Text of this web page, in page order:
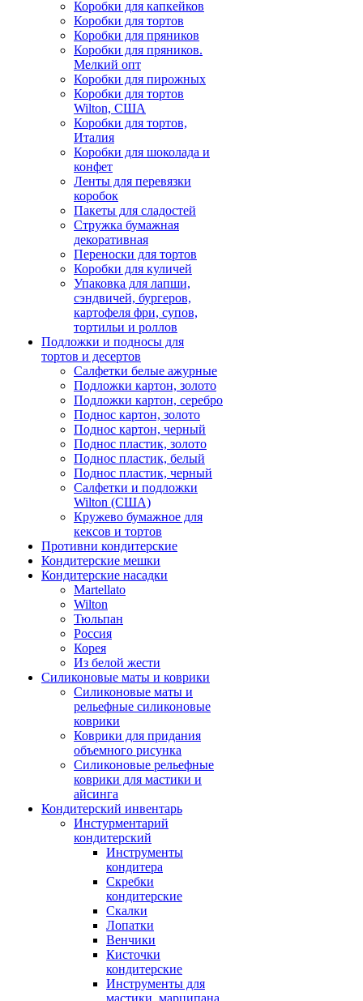
Коробки для капкейков
Коробки для тортов
Коробки для пряников
Коробки для пряников.
Мелкий опт
Коробки для пирожных
Коробки для тортов
Wilton, США
Коробки для тортов,
Италия
Коробки для шоколада и
конфет
Ленты для перевязки
коробок
Пакеты для сладостей
Стружка бумажная
декоративная
Переноски для тортов
Коробки для куличей
Упаковка для лапши,
сэндвичей, бургеров,
картофеля фри, супов,
тортильи и роллов
Подложки и подносы для
тортов и десертов
Салфетки белые ажурные
Подложки картон, золото
Подложки картон, серебро
Поднос картон, золото
Поднос картон, черный
Поднос пластик, золото
Поднос пластик, белый
Поднос пластик, черный
Салфетки и подложки
Wilton (США)
Кружево бумажное для
кексов и тортов
Противни кондитерские
Кондитерские мешки
Кондитерские насадки
Martellato
Wilton
Тюльпан
Россия
Корея
Из белой жести
Силиконовые маты и коврики
Силиконовые маты и
рельефные силиконовые
коврики
Коврики для придания
объемного рисунка
Силиконовые рельефные
коврики для мастики и
айсинга
Кондитерский инвентарь
Инстурментарий
кондитерский
Инструменты
кондитера
Скребки
кондитерские
Скалки
Лопатки
Венчики
Кисточки
кондитерские
Инструменты для
мастики, марципана,